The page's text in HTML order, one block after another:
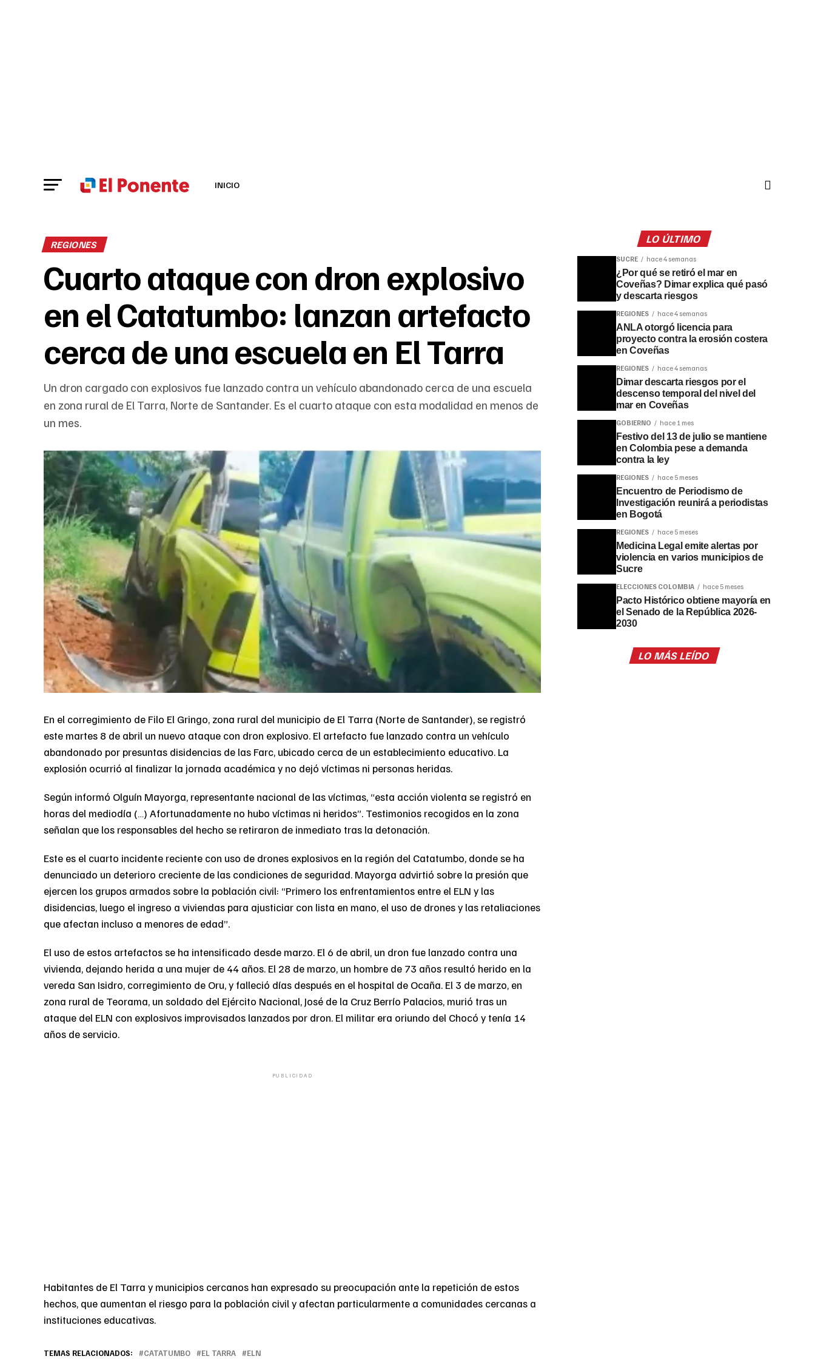
INICIO
REGIONES
Cuarto ataque con dron explosivo
en el Catatumbo: lanzan artefacto
cerca de una escuela en El Tarra
Un dron cargado con explosivos fue lanzado contra un vehículo abandonado cerca de una escuela
en zona rural de El Tarra, Norte de Santander. Es el cuarto ataque con esta modalidad en menos de
un mes.
En el corregimiento de Filo El Gringo, zona rural del municipio de El Tarra (Norte de Santander), se registró
este martes 8 de abril un nuevo ataque con dron explosivo. El artefacto fue lanzado contra un vehículo
abandonado por presuntas disidencias de las Farc, ubicado cerca de un establecimiento educativo. La
explosión ocurrió al finalizar la jornada académica y no dejó víctimas ni personas heridas.
Según informó Olguín Mayorga, representante nacional de las víctimas, “esta acción violenta se registró en
horas del mediodía (…) Afortunadamente no hubo víctimas ni heridos”. Testimonios recogidos en la zona
señalan que los responsables del hecho se retiraron de inmediato tras la detonación.
Este es el cuarto incidente reciente con uso de drones explosivos en la región del Catatumbo, donde se ha
denunciado un deterioro creciente de las condiciones de seguridad. Mayorga advirtió sobre la presión que
ejercen los grupos armados sobre la población civil: “Primero los enfrentamientos entre el ELN y las
disidencias, luego el ingreso a viviendas para ajusticiar con lista en mano, el uso de drones y las retaliaciones
que afectan incluso a menores de edad”.
El uso de estos artefactos se ha intensificado desde marzo. El 6 de abril, un dron fue lanzado contra una
vivienda, dejando herida a una mujer de 44 años. El 28 de marzo, un hombre de 73 años resultó herido en la
vereda San Isidro, corregimiento de Oru, y falleció días después en el hospital de Ocaña. El 3 de marzo, en
zona rural de Teorama, un soldado del Ejército Nacional, José de la Cruz Berrío Palacios, murió tras un
ataque del ELN con explosivos improvisados lanzados por dron. El militar era oriundo del Chocó y tenía 14
años de servicio.
PUBLICIDAD
Habitantes de El Tarra y municipios cercanos han expresado su preocupación ante la repetición de estos
hechos, que aumentan el riesgo para la población civil y afectan particularmente a comunidades cercanas a
instituciones educativas.
TEMAS RELACIONADOS: CATATUMBO EL TARRA ELN
LO ÚLTIMO
SUCRE hace 4 semanas
¿Por qué se retiró el mar en
Coveñas? Dimar explica qué pasó
y descarta riesgos
REGIONES hace 4 semanas
ANLA otorgó licencia para
proyecto contra la erosión costera
en Coveñas
REGIONES hace 4 semanas
Dimar descarta riesgos por el
descenso temporal del nivel del
mar en Coveñas
GOBIERNO hace 1 mes
Festivo del 13 de julio se mantiene
en Colombia pese a demanda
contra la ley
REGIONES hace 5 meses
Encuentro de Periodismo de
Investigación reunirá a periodistas
en Bogotá
REGIONES hace 5 meses
Medicina Legal emite alertas por
violencia en varios municipios de
Sucre
ELECCIONES COLOMBIA hace 5 meses
Pacto Histórico obtiene mayoría en
el Senado de la República 2026-
2030
LO MÁS LEÍDO